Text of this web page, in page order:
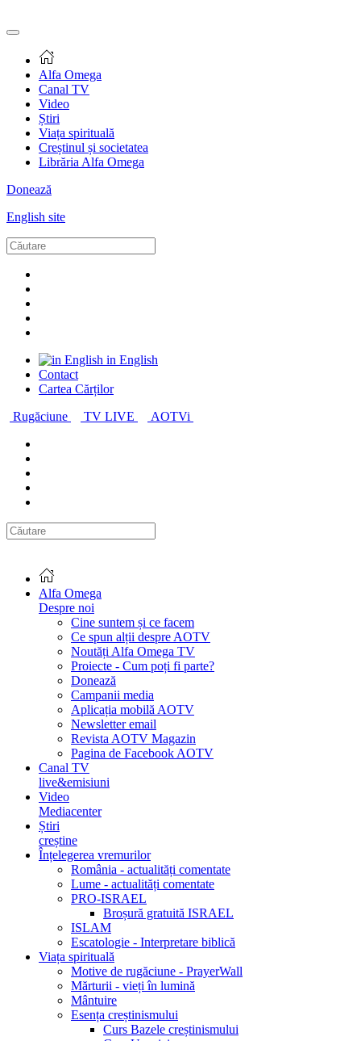
Alfa Omega
Canal TV
Video
Știri
Viața spirituală
Creștinul și societatea
Librăria Alfa Omega
Donează
English site
in English
Contact
Cartea Cărților
Rugăciune
TV LIVE AOTVi
Alfa Omega
Despre noi
Cine suntem și ce facem
Ce spun alții despre AOTV
Noutăți Alfa Omega TV
Proiecte - Cum poți fi parte?
Donează
Campanii media
Aplicația mobilă AOTV
Newsletter email
Revista AOTV Magazin
Pagina de Facebook AOTV
Canal TV
live&emisiuni
Video
Mediacenter
Știri
creștine
Înțelegerea vremurilor
România - actualități comentate
Lume - actualități comentate
PRO-ISRAEL
Broșură gratuită ISRAEL
ISLAM
Escatologie - Interpretare biblică
Viața spirituală
Motive de rugăciune - PrayerWall
Mărturii - vieți în lumină
Mântuire
Esența creștinismului
Curs Bazele creștinismului